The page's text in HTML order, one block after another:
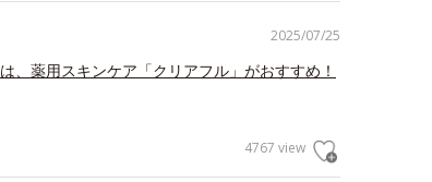
2025/07/25
、薬用スキンケア「クリアフル」がおすすめ！
4767 view